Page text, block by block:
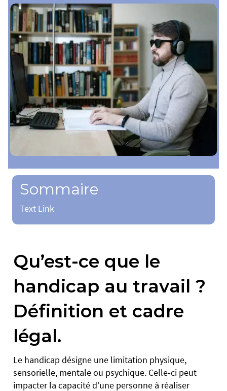
Sommaire
Text Link
Qu’est-ce que le
handicap au travail ?
Définition et cadre
légal.
Le handicap désigne une limitation physique,
sensorielle, mentale ou psychique. Celle-ci peut
impacter la capacité d’une personne à réaliser